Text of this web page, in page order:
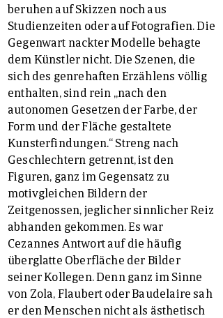
beruhen auf Skizzen noch aus
Studienzeiten oder auf Fotografien. Die
Gegenwart nackter Modelle behagte
dem Künstler nicht. Die Szenen, die
sich des genrehaften Erzählens völlig
enthalten, sind rein „nach den
autonomen Gesetzen der Farbe, der
Form und der Fläche gestaltete
Kunsterfindungen.“ Streng nach
Geschlechtern getrennt, ist den
Figuren, ganz im Gegensatz zu
motivgleichen Bildern der
Zeitgenossen, jeglicher sinnlicher Reiz
abhanden gekommen. Es war
Cezannes Antwort auf die häufig
überglatte Oberfläche der Bilder
seiner Kollegen. Denn ganz im Sinne
von Zola, Flaubert oder Baudelaire sah
er den Menschen nicht als ästhetisch